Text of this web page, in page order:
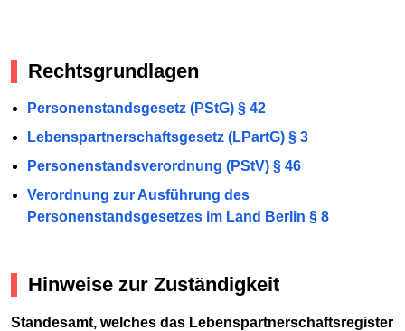
Rechtsgrundlagen
Personenstandsgesetz (PStG) § 42
Lebenspartnerschaftsgesetz (LPartG) § 3
Personenstandsverordnung (PStV) § 46
Verordnung zur Ausführung des
Personenstandsgesetzes im Land Berlin § 8
Hinweise zur Zuständigkeit
Standesamt, welches das Lebenspartnerschaftsregister